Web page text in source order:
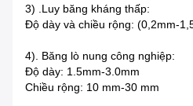
3) .Luy băng kháng thấp:
Độ dày và chiều rộng: (0,2mm-
4). Băng lò nung công nghiệp:
Độ dày: 1.5mm-3.0mm
Chiều rộng: 10 mm-30 mm